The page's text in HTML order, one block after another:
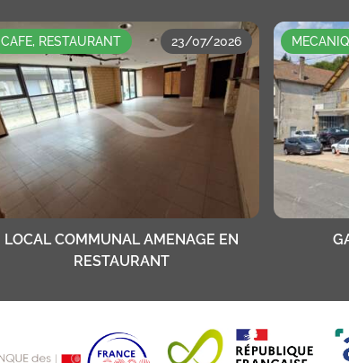
CAFE, RESTAURANT 23/07/2026
LOCAL COMMUNAL AMENAGE EN
RESTAURANT